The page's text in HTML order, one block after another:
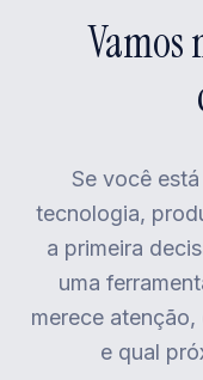
Vamos
Se você
tecnologia,
a primeira
uma
merece
e qual